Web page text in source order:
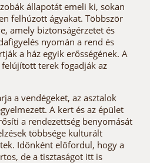
állapotát emeli ki, sokan
felhúzott ágyakat. Többször
amely biztonságérzetet és
nyomán a rend és
a ház egyik erősségének. A
terek fogadják az
a vendégeket, az asztalok
A kert és az épület
a rendezettség benyomását
többsége kulturált
Időnként előfordul, hogy a
de a tisztaságot itt is